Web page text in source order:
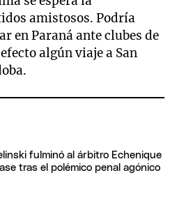
amistosos. Podría
en Paraná ante clubes de
algún viaje a San
fulminó al árbitro Echenique
tras el polémico penal agónico